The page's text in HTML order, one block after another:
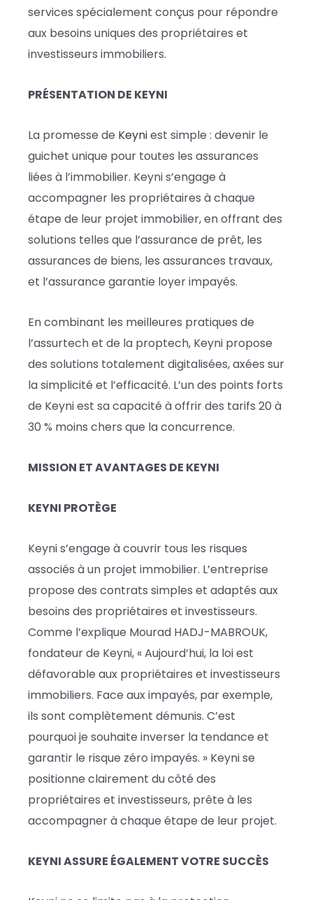
services spécialement conçus pour répondre
aux besoins uniques des propriétaires et
investisseurs immobiliers.
PRÉSENTATION DE KEYNI
La promesse de Keyniest simple : devenir le
guichet unique pour toutes les assurances
liées à l’immobilier. Keyni s’engage à
accompagner les propriétaires à chaque
étape de leur projet immobilier, en offrant des
solutions telles que l’assurance de prêt, les
assurances de biens, les assurances travaux,
et l’assurance garantie loyer impayés.
En combinant les meilleures pratiques de
l’assurtech et de la proptech, Keyni propose
des solutions totalement digitalisées, axées sur
la simplicité et l’efficacité. L’un des points forts
de Keyni est sa capacité à offrir des tarifs 20 à
30 % moins chers que la concurrence.
MISSION ET AVANTAGES DE KEYNI
KEYNI PROTÈGE
Keyni s’engage à couvrir tous les risques
associés à un projet immobilier. L’entreprise
propose des contrats simples et adaptés aux
besoins des propriétaires et investisseurs.
Comme l’explique Mourad HADJ-MABROUK,
fondateur de Keyni, « Aujourd’hui, la loi est
défavorable aux propriétaires et investisseurs
immobiliers. Face aux impayés, par exemple,
ils sont complètement démunis. C’est
pourquoi je souhaite inverser la tendance et
garantir le risque zéro impayés. » Keyni se
positionne clairement du côté des
propriétaires et investisseurs, prête à les
accompagner à chaque étape de leur projet.
KEYNI ASSURE ÉGALEMENT VOTRE SUCCÈS